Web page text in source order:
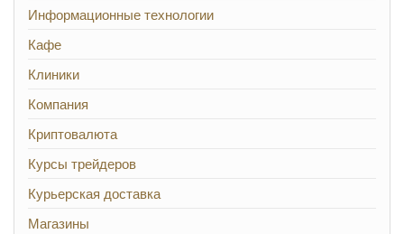
Информационные технологии
Кафе
Клиники
Компания
Криптовалюта
Курсы трейдеров
Курьерская доставка
Магазины